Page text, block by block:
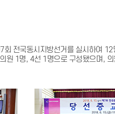
전국동시지방선거를 실시하여
원 1명, 4선 1명으로 구성됐으며,